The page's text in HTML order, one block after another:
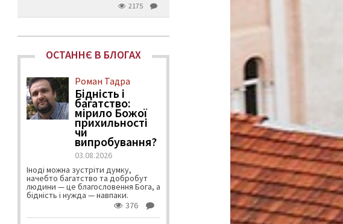
2175
ОСТАННЄ В БЛОГАХ
Роман Тадра
Бідність і
багатство:
мірило Божої
прихильності
чи
випробування?
03.08.2026
Іноді можна зустріти думку,
начебто багатство та добробут
людини — це благословення Бога, а
бідність і нужда — навпаки.
376